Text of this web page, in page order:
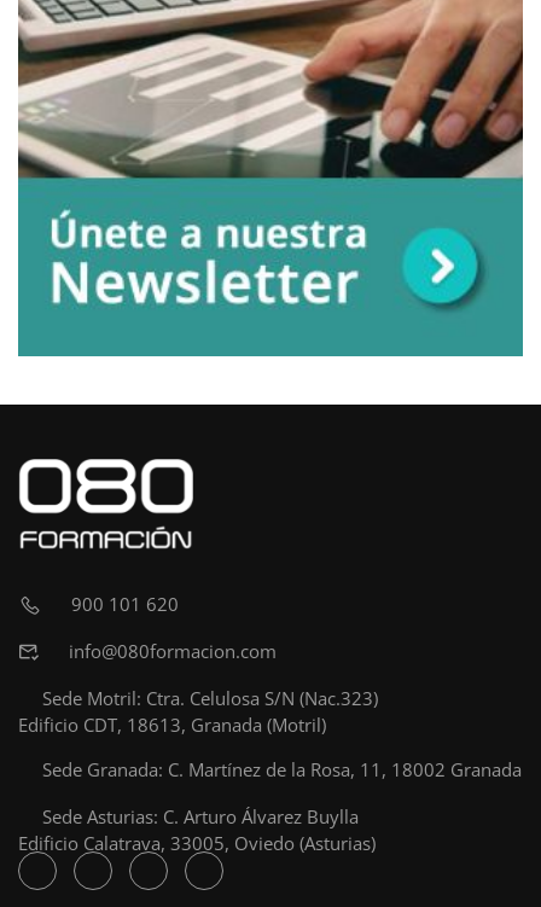
900 101 620
info@080formacion.com
Sede Motril: Ctra. Celulosa S/N (Nac.323)
Edificio CDT, 18613, Granada (Motril)
Sede Granada: C. Martínez de la Rosa, 11, 18002 Granada
Sede Asturias: C. Arturo Álvarez Buylla
Edificio Calatrava, 33005, Oviedo (Asturias)